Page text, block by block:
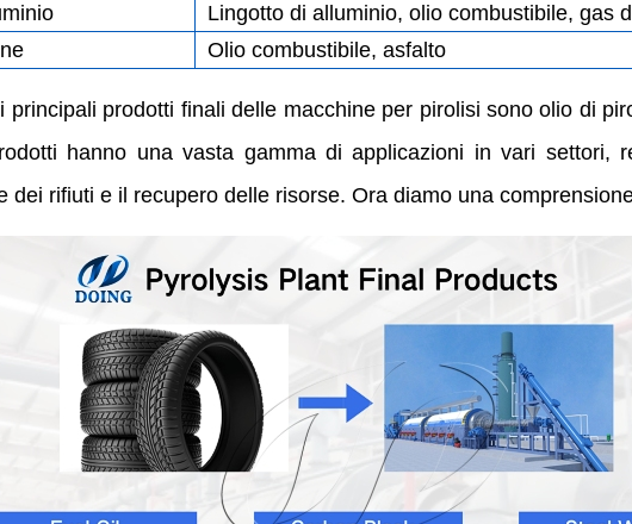
Lingotto di alluminio, olio combustibile, gas
Olio combustibile, asfalto
principali prodotti finali delle macchine per pirolisi sono olio di
hanno una vasta gamma di applicazioni in vari settori,
dei rifiuti e il recupero delle risorse. Ora diamo una